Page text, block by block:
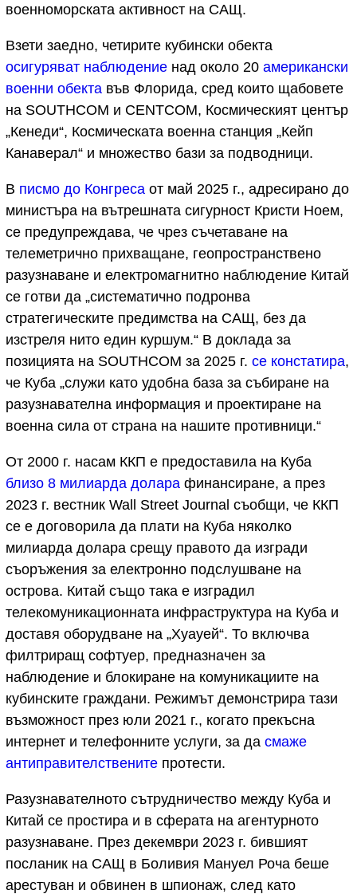
военноморската активност на САЩ.
Взети заедно, четирите кубински обекта
осигуряват наблюдение над около 20 американски
военни обекта във Флорида, сред които щабовете
на SOUTHCOM и CENTCOM, Космическият център
„Кенеди“, Космическата военна станция „Кейп
Канаверал“ и множество бази за подводници.
В писмо до Конгреса от май 2025 г., адресирано до
министъра на вътрешната сигурност Кристи Ноем,
се предупреждава, че чрез съчетаване на
телеметрично прихващане, геопространствено
разузнаване и електромагнитно наблюдение Китай
се готви да „систематично подронва
стратегическите предимства на САЩ, без да
изстреля нито един куршум.“ В доклада за
позицията на SOUTHCOM за 2025 г. се констатира,
че Куба „служи като удобна база за събиране на
разузнавателна информация и проектиране на
военна сила от страна на нашите противници.“
От 2000 г. насам ККП е предоставила на Куба
близо 8 милиарда долара финансиране, а през
2023 г. вестник Wall Street Journal съобщи, че ККП
се е договорила да плати на Куба няколко
милиарда долара срещу правото да изгради
съоръжения за електронно подслушване на
острова. Китай също така е изградил
телекомуникационната инфраструктура на Куба и
доставя оборудване на „Хуауей“. То включва
филтриращ софтуер, предназначен за
наблюдение и блокиране на комуникациите на
кубинските граждани. Режимът демонстрира тази
възможност през юли 2021 г., когато прекъсна
интернет и телефонните услуги, за да смаже
антиправителствените протести.
Разузнавателното сътрудничество между Куба и
Китай се простира и в сферата на агентурното
разузнаване. През декември 2023 г. бившият
посланик на САЩ в Боливия Мануел Роча беше
арестуван и обвинен в шпионаж, след като